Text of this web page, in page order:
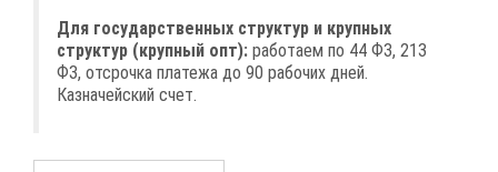
Для государственных структур и крупных
структур (крупный опт): работаем по 44 ФЗ, 213
ФЗ, отсрочка платежа до 90 рабочих дней.
Казначейский счет.